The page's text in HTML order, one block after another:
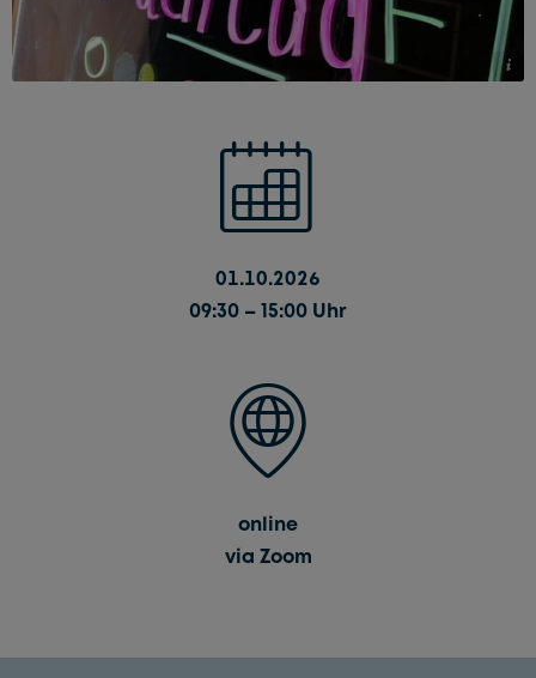
© Scherer, HHU
01.10.2026
09:30 – 15:00 Uhr
online
via Zoom